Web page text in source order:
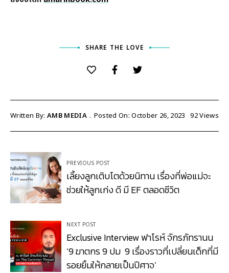
SHARE THE LOVE
Written By: AMB MEDIA Posted On: October 26, 2023 92Views
Post
navigation
PREVIOUS POST
เลี้ยงลูกเติบโตด้วยนิทาน เรื่องที่พ่อแม่จะ
ช่วยให้ลูกเก่ง ดี มี EF ตลอดชีวิต
NEXT POST
Exclusive Interview ฟาโรห์ จักรภัทรานน
‘9 ฆาตกร 9 ปม 9 เรื่องราวที่เปลี่ยนเด็กที่มี
รอยยิ้มให้กลายเป็นปีศาจ’